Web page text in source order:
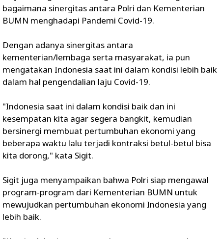
bagaimana sinergitas antara Polri dan Kementerian
BUMN menghadapi Pandemi Covid-19.
Dengan adanya sinergitas antara
kementerian/lembaga serta masyarakat, ia pun
mengatakan Indonesia saat ini dalam kondisi lebih baik
dalam hal pengendalian laju Covid-19.
"Indonesia saat ini dalam kondisi baik dan ini
kesempatan kita agar segera bangkit, kemudian
bersinergi membuat pertumbuhan ekonomi yang
beberapa waktu lalu terjadi kontraksi betul-betul bisa
kita dorong," kata Sigit.
Sigit juga menyampaikan bahwa Polri siap mengawal
program-program dari Kementerian BUMN untuk
mewujudkan pertumbuhan ekonomi Indonesia yang
lebih baik.